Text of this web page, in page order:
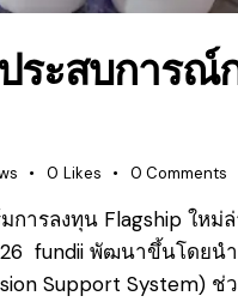
ระสบการณ์
0 Likes 0 Comments
ารลงทุน Flagship ใหม่
fundii พัฒนาขึ้นโดยนำ
Support System) ช่